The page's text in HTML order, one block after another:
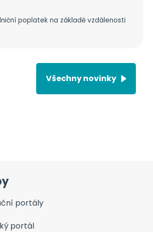
Všechny novinky
poplatek na základě vzdálenosti
portály
portál